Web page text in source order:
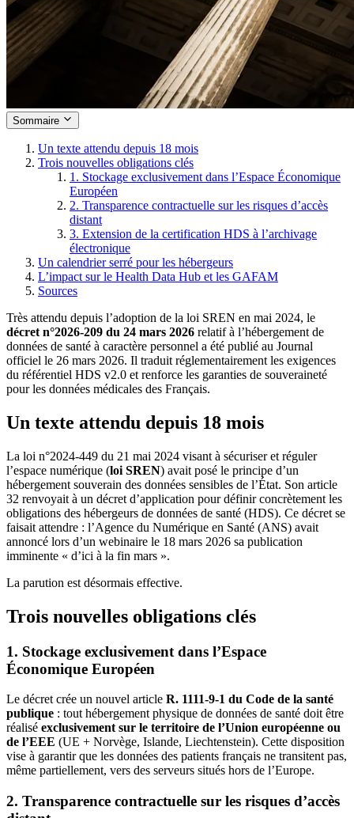
Sommaire
Un texte attendu depuis 18 mois
Trois nouvelles obligations clés
1. Stockage exclusivement dans l’Espace Économique
Européen
2. Transparence contractuelle sur les risques d’accès
distant
3. Extension de la certification HDS à l’archivage
électronique
Un calendrier serré pour les hébergeurs
L’impact sur le Health Data Hub et les GAFAM
Sources
Très attendu depuis l’adoption de la loi SREN en mai 2024, le
décret n°2026-209 du 24 mars 2026 relatif à l’hébergement de
données de santé à caractère personnel a été publié au Journal
officiel le 26 mars 2026. Il traduit réglementairement les exigences
du référentiel HDS v2.0 et renforce les garanties de souveraineté
pour les données médicales des Français.
Un texte attendu depuis 18 mois
La loi n°2024-449 du 21 mai 2024 visant à sécuriser et réguler
l’espace numérique (loi SREN) avait posé le principe d’un
hébergement souverain des données sensibles de l’État. Son article
32 renvoyait à un décret d’application pour définir concrètement les
obligations des hébergeurs de données de santé (HDS). Ce décret se
faisait attendre : l’Agence du Numérique en Santé (ANS) avait
annoncé lors d’un webinaire le 18 mars 2026 sa publication
imminente « d’ici à la fin mars ».
La parution est désormais effective.
Trois nouvelles obligations clés
1. Stockage exclusivement dans l’Espace
Économique Européen
Le décret crée un nouvel article R. 1111-9-1 du Code de la santé
publique : tout hébergement physique de données de santé doit être
réalisé exclusivement sur le territoire de l’Union européenne ou
de l’EEE (UE + Norvège, Islande, Liechtenstein). Cette disposition
vise à garantir que les données des patients français ne transitent pas,
même partiellement, vers des serveurs situés hors de l’Europe.
2. Transparence contractuelle sur les risques d’accès